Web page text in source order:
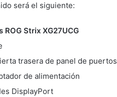
será el siguiente:
ROG Strix XG27UCG
trasera de panel de puertos
de alimentación
DisplayPort